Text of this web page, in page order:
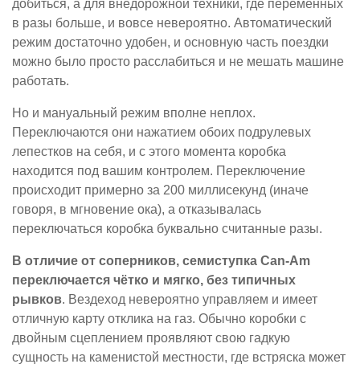
добиться, а для внедорожной техники, где переменных
в разы больше, и вовсе невероятно. Автоматический
режим достаточно удобен, и основную часть поездки
можно было просто расслабиться и не мешать машине
работать.
Но и мануальный режим вполне неплох.
Переключаются они нажатием обоих подрулевых
лепестков на себя, и с этого момента коробка
находится под вашим контролем. Переключение
происходит примерно за 200 миллисекунд (иначе
говоря, в мгновение ока), а отказывалась
переключаться коробка буквально считанные разы.
В отличие от соперников, семиступка Can-Am
переключается чётко и мягко, без типичных
рывков. Вездеход невероятно управляем и имеет
отличную карту отклика на газ. Обычно коробки с
двойным сцеплением проявляют свою гадкую
сущность на каменистой местности, где встряска может